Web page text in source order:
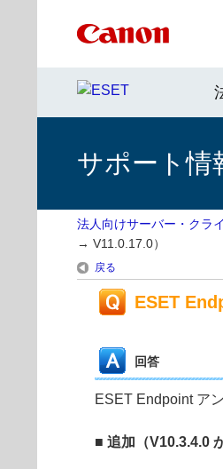
サポート情
法人向けサーバー・クラ
→ V11.0.17.0）
戻る
ESET
回答
ESET Endpoint ア
■ 追加（V10.3.4.0